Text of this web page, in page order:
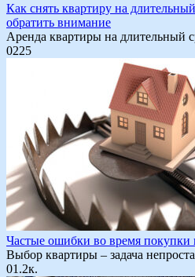
Как снять квартиру на
обратить внимание
Аренда квартиры на длительный
0225
Частые ошибки во время покупки
Выбор квартиры – задача
01.2к.